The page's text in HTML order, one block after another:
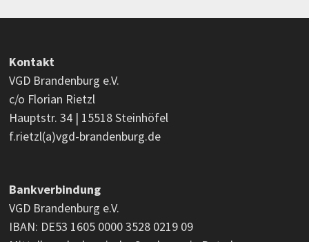
Kontakt
VGD Brandenburg e.V.
c/o Florian Rietzl
Hauptstr. 34 | 15518 Steinhöfel
f.rietzl(a)vgd-brandenburg.de
Bankverbindung
VGD Brandenburg e.V.
IBAN: DE53 1605 0000 3528 0219 09